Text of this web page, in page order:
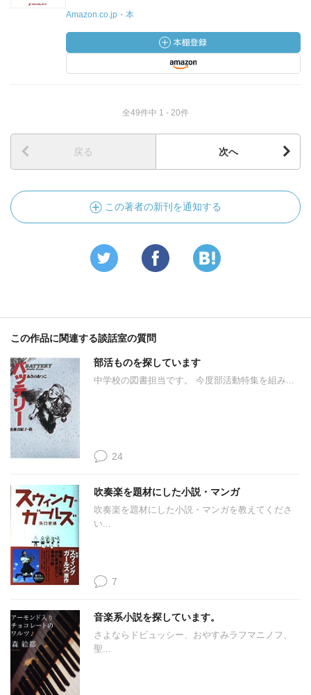
Amazon.co.jp・本
全49件中 1 - 20件
戻る 次へ
この著者の新刊を通知する
この作品に関連する談話室の質問
部活ものを探しています
中学校の図書担当です。 今度部活動特集を組み...
24
吹奏楽を題材にした小説・マンガ
吹奏楽を題材にした小説・マンガを教えてくださ
い...
7
音楽系小説を探しています。
さよならドビュッシー、おやすみラフマニノフ、
聖...